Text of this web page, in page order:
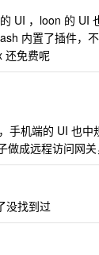
UI ，loon 的 UI
内置了插件，
还免费呢
机端的 UI 也中
成远程访问网
没找到过